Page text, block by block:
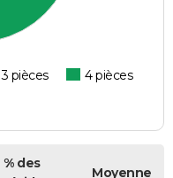
3 pièces
4 pièces
% des
Moyenne